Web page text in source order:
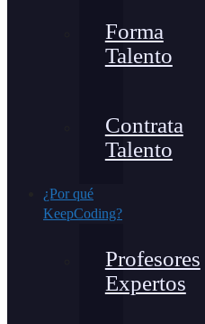
Forma
Talento
Contrata
Talento
¿Por qué
KeepCoding?
Profesores
Expertos